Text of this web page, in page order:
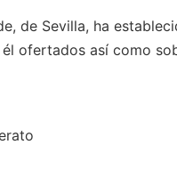
de Sevilla, ha
ofertados así como